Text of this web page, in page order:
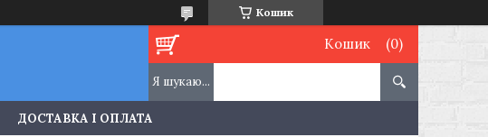
Кошик
Кошик
ДОСТАВКА І ОПЛАТА